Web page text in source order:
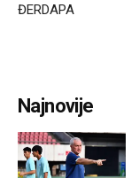
ĐERDAPA
Najnovije